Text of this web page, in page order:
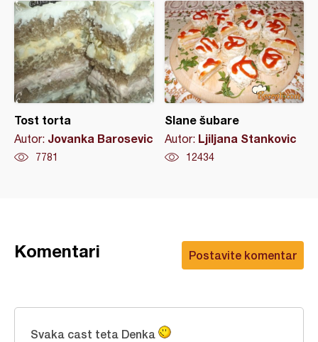
Tost torta
Autor: Jovanka Barosevic
7781
Slane šubare
Autor: Ljiljana Stankovic
12434
Postavite komentar
Komentari
Svaka cast teta Denka